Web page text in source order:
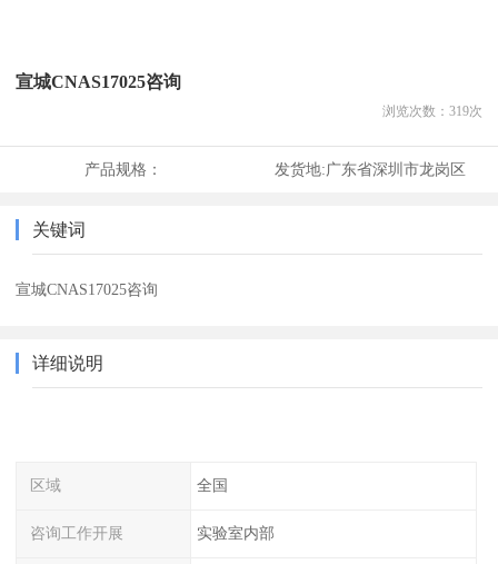
宣城CNAS17025咨询
浏览次数： 319次
产品规格： 发货地:广东省深圳市龙岗区
关键词
宣城CNAS17025咨询
详细说明
区域 全国
咨询工作开展 实验室内部